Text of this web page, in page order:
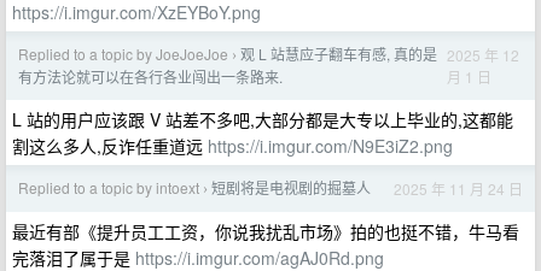
https://i.imgur.com/XzEYBoY.png
Replied to a topic by JoeJoeJoe › 观 L 站慧应子翻车有感, 真的是
有方法论就可以在各行各业闯出一条路来.
2025 年 12
月 1 日
L 站的用户应该跟 V 站差不多吧,大部分都是大专以上毕业的,这都能
割这么多人,反诈任重道远 https://i.imgur.com/N9E3iZ2.png
Replied to a topic by intoext › 短剧将是电视剧的掘墓人 2025 年 11 月 24 日
最近有部《提升员工工资，你说我扰乱市场》拍的也挺不错，牛马看
完落泪了属于是 https://i.imgur.com/agAJ0Rd.png